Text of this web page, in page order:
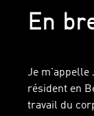
En
Je m'appelle
résident en
travail du